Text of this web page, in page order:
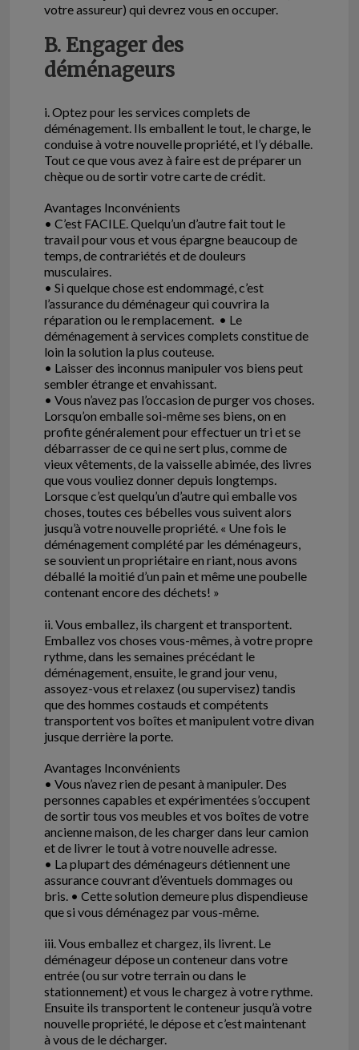
votre assureur) qui devrez vous en occuper.
B. Engager des
déménageurs
i. Optez pour les services complets de
déménagement. Ils emballent le tout, le charge, le
conduise à votre nouvelle propriété, et l’y déballe.
Tout ce que vous avez à faire est de préparer un
chèque ou de sortir votre carte de crédit.
Avantages Inconvénients
• C’est FACILE. Quelqu’un d’autre fait tout le
travail pour vous et vous épargne beaucoup de
temps, de contrariétés et de douleurs
musculaires.
• Si quelque chose est endommagé, c’est
l’assurance du déménageur qui couvrira la
réparation ou le remplacement. • Le
déménagement à services complets constitue de
loin la solution la plus couteuse.
• Laisser des inconnus manipuler vos biens peut
sembler étrange et envahissant.
• Vous n’avez pas l’occasion de purger vos choses.
Lorsqu’on emballe soi-même ses biens, on en
profite généralement pour effectuer un tri et se
débarrasser de ce qui ne sert plus, comme de
vieux vêtements, de la vaisselle abimée, des livres
que vous vouliez donner depuis longtemps.
Lorsque c’est quelqu’un d’autre qui emballe vos
choses, toutes ces bébelles vous suivent alors
jusqu’à votre nouvelle propriété. « Une fois le
déménagement complété par les déménageurs,
se souvient un propriétaire en riant, nous avons
déballé la moitié d’un pain et même une poubelle
contenant encore des déchets! »
ii. Vous emballez, ils chargent et transportent.
Emballez vos choses vous-mêmes, à votre propre
rythme, dans les semaines précédant le
déménagement, ensuite, le grand jour venu,
assoyez-vous et relaxez (ou supervisez) tandis
que des hommes costauds et compétents
transportent vos boîtes et manipulent votre divan
jusque derrière la porte.
Avantages Inconvénients
• Vous n’avez rien de pesant à manipuler. Des
personnes capables et expérimentées s’occupent
de sortir tous vos meubles et vos boîtes de votre
ancienne maison, de les charger dans leur camion
et de livrer le tout à votre nouvelle adresse.
• La plupart des déménageurs détiennent une
assurance couvrant d’éventuels dommages ou
bris. • Cette solution demeure plus dispendieuse
que si vous déménagez par vous-même.
iii. Vous emballez et chargez, ils livrent. Le
déménageur dépose un conteneur dans votre
entrée (ou sur votre terrain ou dans le
stationnement) et vous le chargez à votre rythme.
Ensuite ils transportent le conteneur jusqu’à votre
nouvelle propriété, le dépose et c’est maintenant
à vous de le décharger.